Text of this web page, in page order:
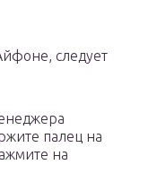
следует
палец на
на